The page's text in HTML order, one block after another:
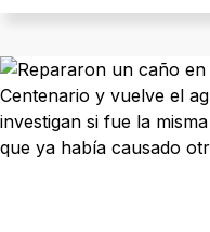
un plazo de 480